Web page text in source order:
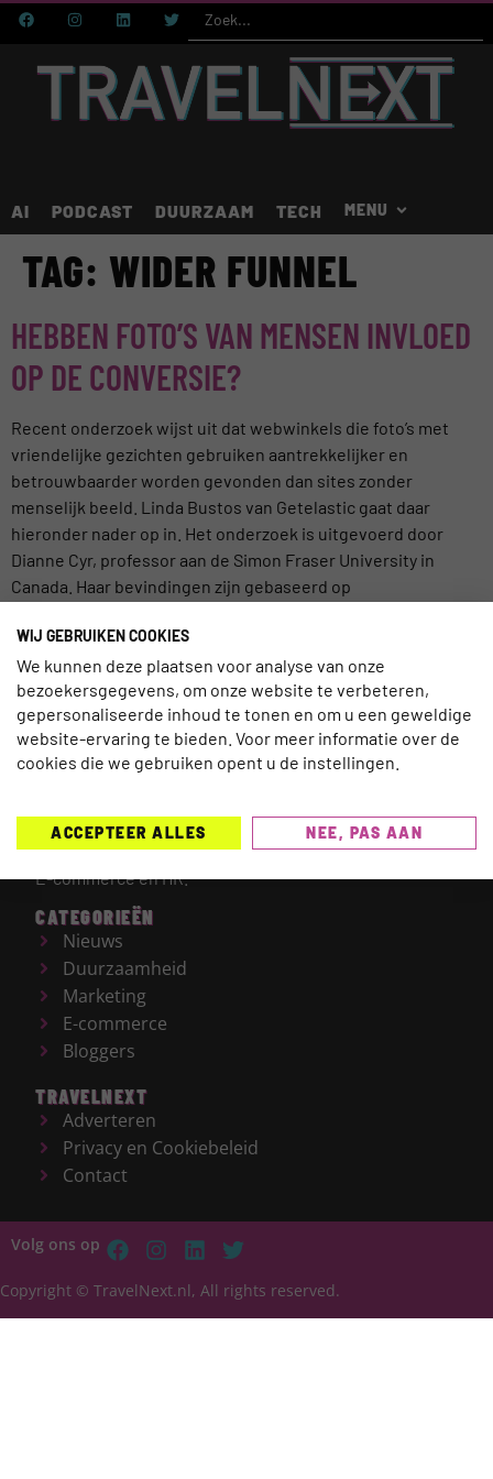
AI PODCAST DUURZAAM TECH
TAG: WIDER FUNNEL
HEBBEN FOTO’S VAN MENSEN INVLOED
OP DE CONVERSIE?
Recent onderzoek wijst uit dat webwinkels die foto’s met
vriendelijke gezichten gebruiken aantrekkelijker en
betrouwbaarder worden gevonden dan sites zonder
menselijk beeld. Linda Bustos van Getelastic gaat daar
hieronder nader op in. Het onderzoek is uitgevoerd door
Dianne Cyr, professor aan de Simon Fraser University in
Canada. Haar bevindingen zijn gebaseerd op
TRAVELNEXT is hét leading kennisplatform voor de
gehele reisbranche, met een focus op de laatste
reismarkt.Onderwerpen die worden behandeld zijn
onder meer Technologie, Duurzaamheid, AI, Marketing,
E-commerce en HR.
CATEGORIEËN
Nieuws
Duurzaamheid
Marketing
E-commerce
Bloggers
TRAVELNEXT
Adverteren
Privacy en Cookiebeleid
Contact
Volg ons op
Copyright © TravelNext.nl, All rights reserved.
WIJ GEBRUIKEN COOKIES
We kunnen deze plaatsen voor analyse van onze
bezoekersgegevens, om onze website te verbeteren,
gepersonaliseerde inhoud te tonen en om u een geweldige
website-ervaring te bieden. Voor meer informatie over de
cookies die we gebruiken opent u de instellingen.
ACCEPTEER ALLES NEE, PAS AAN